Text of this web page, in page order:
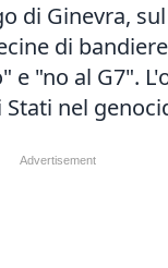
Ginevra,
di
"no al G7".
nel